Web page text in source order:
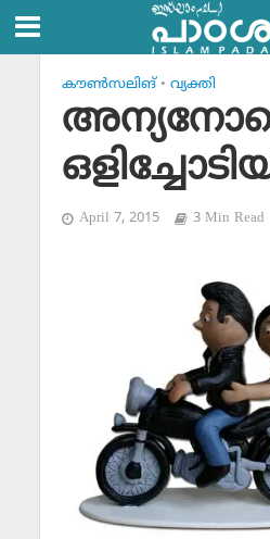
കൗണ്‍സലിങ്‌ • വ്യക്തി
April 7, 2015 3 Min Read